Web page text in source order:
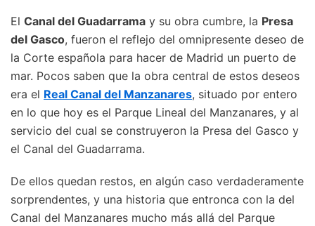
El Canal del Guadarrama y su obra cumbre, la Presa
del Gasco, fueron el reflejo del omnipresente deseo de
la Corte española para hacer de Madrid un puerto de
mar. Pocos saben que la obra central de estos deseos
era el Real Canal del Manzanares, situado por entero
en lo que hoy es el Parque Lineal del Manzanares, y al
servicio del cual se construyeron la Presa del Gasco y
el Canal del Guadarrama.
De ellos quedan restos, en algún caso verdaderamente
sorprendentes, y una historia que entronca con la del
Canal del Manzanares mucho más allá del Parque